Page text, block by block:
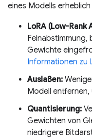
eines Modells
LoRA (Low-
Feinabstimmung,
Gewichte
Informationen zu
Auslaßen:
Modell entfernen,
Quantisierung:
Gewichten von
niedrigere